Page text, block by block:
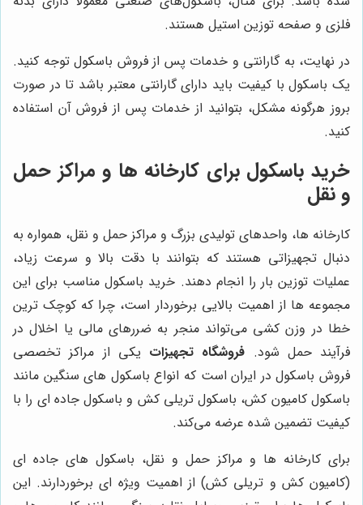
فلزی و صفحه توزین استیل هستند.
در نهایت، به گارانتی و خدمات پس از فروش باسکول توجه کنید.
یک باسکول با کیفیت باید دارای گارانتی معتبر باشد تا در صورت
بروز هرگونه مشکل، بتوانید از خدمات پس از فروش آن استفاده
کنید.
خرید باسکول برای کارخانه ها و مراکز حمل
و نقل
کارخانه ها، واحدهای تولیدی بزرگ و مراکز حمل و نقل، همواره به
دنبال تجهیزاتی هستند که بتوانند با دقت بالا و سرعت زیاد،
عملیات توزین بار را انجام دهند. خرید باسکول مناسب برای این
مجموعه ها از اهمیت بالایی برخوردار است، چرا که کوچک ترین
خطا در وزن کشی می‌تواند منجر به ضررهای مالی یا اخلال در
فرآیند حمل شود. فروشگاه تجهیزات یکی از مراکز تخصصی
فروش باسکول در ایران است که انواع باسکول های سنگین مانند
باسکول کامیون کش، باسکول تریلی کش و باسکول جاده ای را با
کیفیت تضمین شده عرضه می‌کند.
برای کارخانه ها و مراکز حمل و نقل، باسکول های جاده ای
(کامیون کش و تریلی کش) از اهمیت ویژه ای برخوردارند. این